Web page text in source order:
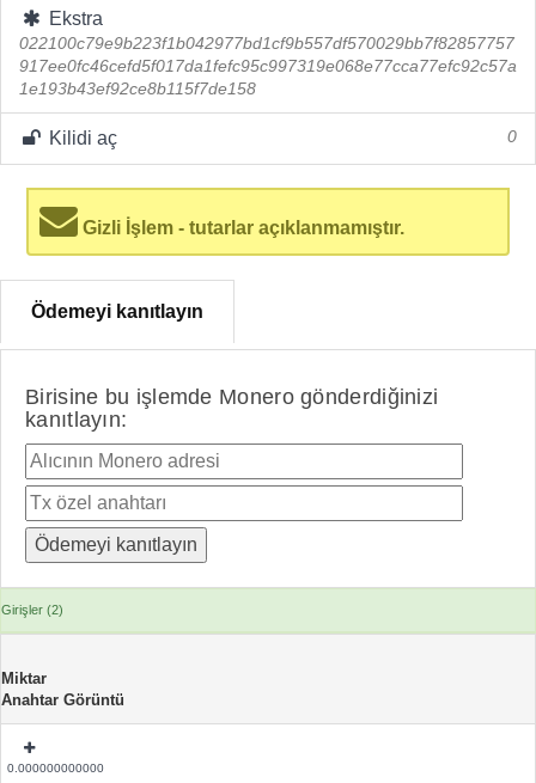
Ekstra
022100c79e9b223f1b042977bd1cf9b557df570029bb7f82857757
917ee0fc46cefd5f017da1fefc95c997319e068e77cca77efc92c57a
1e193b43ef92ce8b115f7de158
Kilidi aç 0
Gizli İşlem - tutarlar açıklanmamıştır.
Ödemeyi kanıtlayın
Birisine bu işlemde Monero gönderdiğinizi
kanıtlayın:
Girişler (2)
Miktar
Anahtar Görüntü
0.000000000000